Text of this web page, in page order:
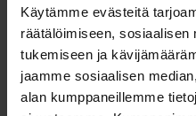
Käytämme evästeitä
räätälöimiseen, sosiaalisen
tukemiseen ja
jaamme sosiaalisen
alan kumppaneillemme
ylläpidetä. Lapsen
ja perheiden
kiinni tuen tarpeen
diagnosoinnin